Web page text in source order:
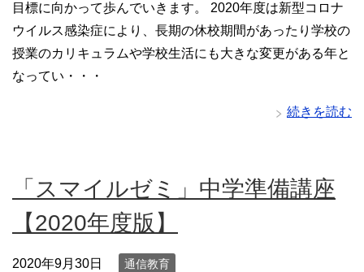
目標に向かって歩んでいきます。 2020年度は新型コロナ
ウイルス感染症により、長期の休校期間があったり学校の
授業のカリキュラムや学校生活にも大きな変更がある年と
なってい・・・
続きを読む
「スマイルゼミ」中学準備講座
【2020年度版】
2020年9月30日 通信教育